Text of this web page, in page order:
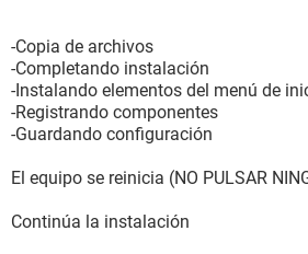
-Copia de archivos
-Completando instalación
-Instalando elementos del menú de
-Registrando componentes
-Guardando configuración
El equipo se reinicia (NO PULSAR
Continúa la instalación